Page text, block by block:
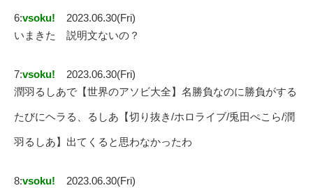
6:vsoku!
2023.06.30(Fri)
いまきた 説明文ないの？
7:vsoku!
2023.06.30(Fri)
潤羽るしあで【世界のアソビ大全】名勝負なのに勝負がする
たびにヘラる、るしあ【切り抜き/ホロライブ/兎田ぺこら/潤
羽るしあ】出てくると思わなかったわ
8:vsoku!
2023.06.30(Fri)